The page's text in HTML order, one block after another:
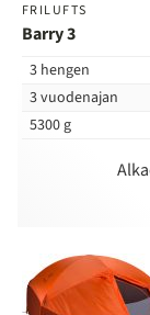
FRILUFTS
Barry 3
3 hengen
3 vuodenajan
5300 g